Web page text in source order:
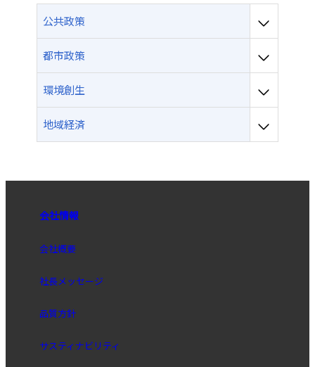
公共政策
都市政策
環境創生
地域経済
会社情報
会社概要
社長メッセージ
品質方針
サスティナビリティ